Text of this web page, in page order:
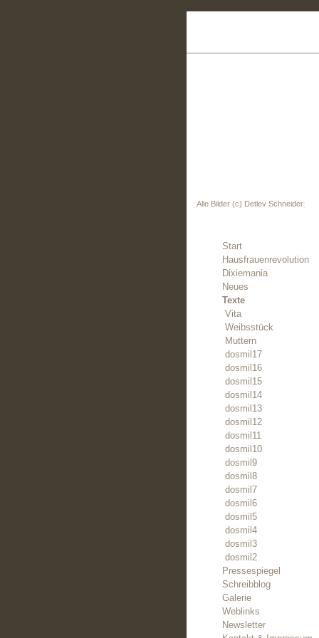
Alle Bilder (c) Detlev Schneider;
Start
Hausfrauenrevolution
Dixiemania
Neues
Texte
Vita
Weibsstück
Muttern
dosmil17
dosmil16
dosmil15
dosmil14
dosmil13
dosmil12
dosmil11
dosmil10
dosmil9
dosmil8
dosmil7
dosmil6
dosmil5
dosmil4
dosmil3
dosmil2
Pressespiegel
Schreibblog
Galerie
Weblinks
Newsletter